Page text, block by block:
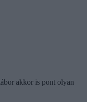
akkor is pont olyan